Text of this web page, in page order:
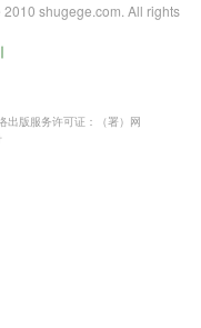
shugege.com. All rights
出版服务许可证：（署）网